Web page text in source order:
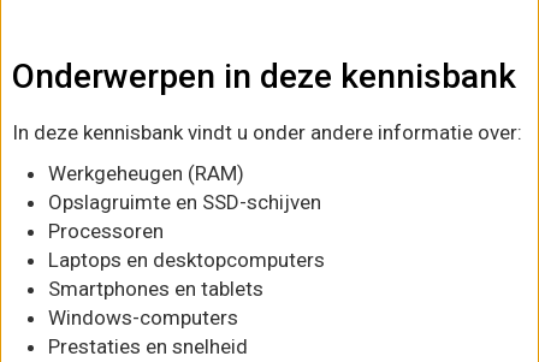
Onderwerpen in deze kennisbank
In deze kennisbank vindt u onder andere informatie over:
Werkgeheugen (RAM)
Opslagruimte en SSD-schijven
Processoren
Laptops en desktopcomputers
Smartphones en tablets
Windows-computers
Prestaties en snelheid